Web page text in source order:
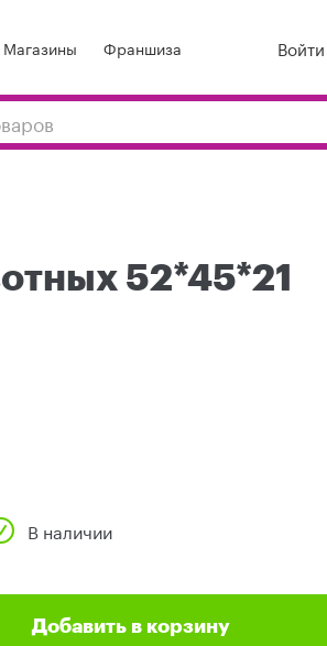
Магазины Франшиза Войти
52*45*21
В наличии
Добавить в корзину